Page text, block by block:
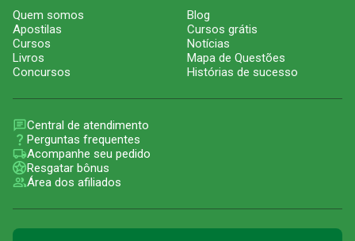
Quem somos
Apostilas
Cursos
Livros
Concursos
Blog
Cursos grátis
Notícias
Mapa de Questões
Histórias de sucesso
Central de atendimento
Perguntas frequentes
Acompanhe seu pedido
Resgatar bônus
Área dos afiliados